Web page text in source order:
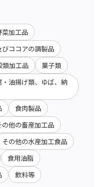
菜加工品
びココアの調製品
類加工品 菓子類
油揚げ類、ゆば、納
食肉製品
の他の畜産加工品
その他の水産加工食品
食用油脂
飲料等